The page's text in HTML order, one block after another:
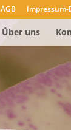
AGB
Über uns